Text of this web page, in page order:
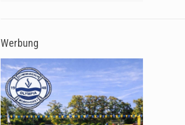
Werbung